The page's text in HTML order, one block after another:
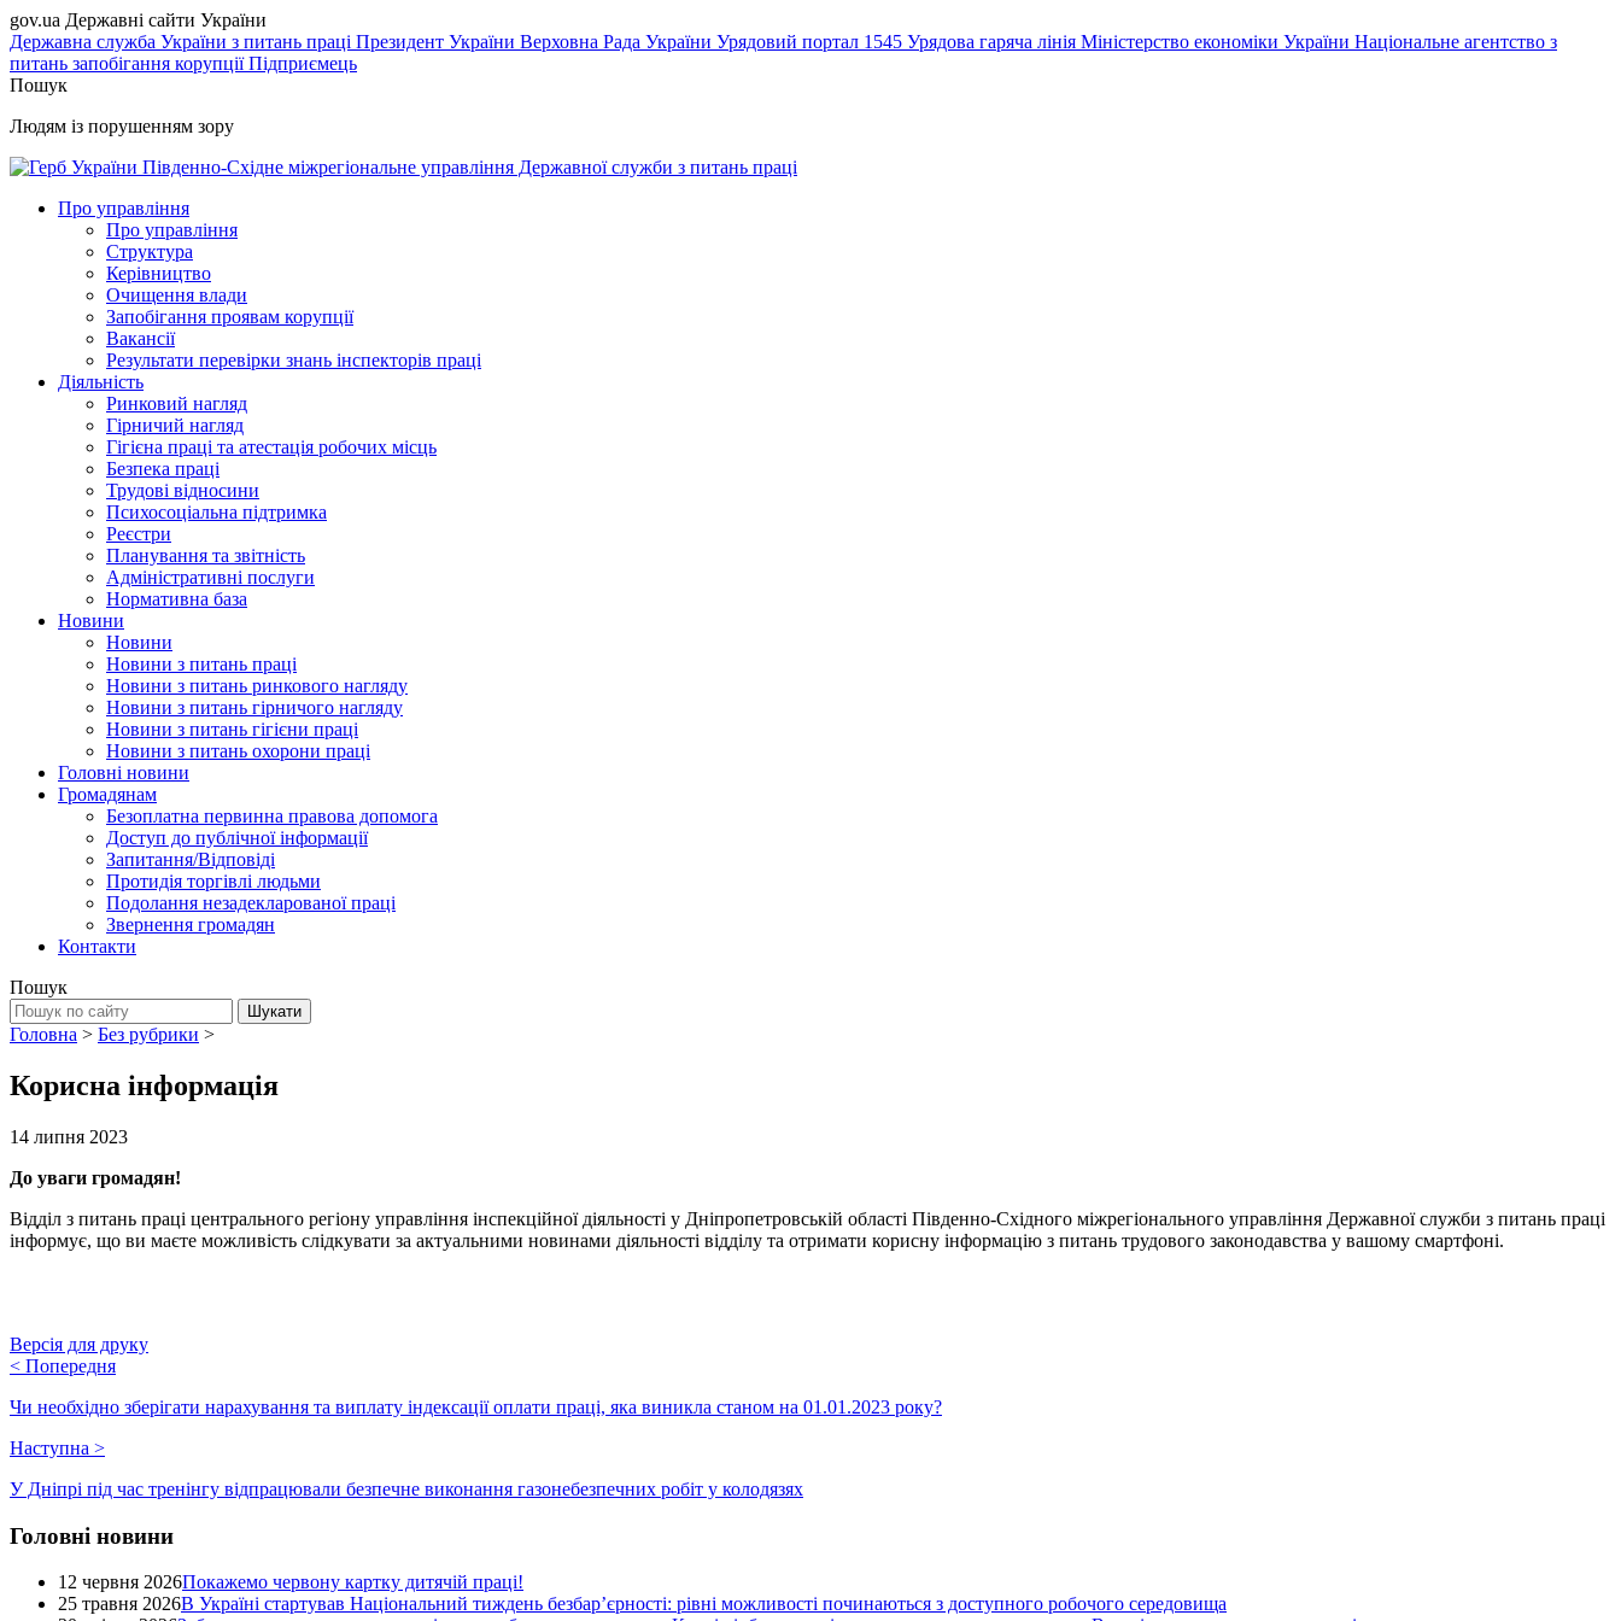
gov.ua Державні сайти України
Державна служба України з питань праці Президент України Верховна Рада України Урядовий портал 1545 Урядова гаряча лінія Міністерство економіки України Національне агентство з
питань запобігання корупціїПідприємець
Пошук
Людям із порушенням зору
Південно-Східне міжрегіональне управління Державної служби з питань праці
Про управління
Про управління
Структура
Керівництво
Очищення влади
Запобігання проявам корупції
Вакансії
Результати перевірки знань інспекторів праці
Діяльність
Ринковий нагляд
Гірничий нагляд
Гігієна праці та атестація робочих місць
Безпека праці
Трудові відносини
Психосоціальна підтримка
Реєстри
Планування та звітність
Адміністративні послуги
Нормативна база
Новини
Новини
Новини з питань праці
Новини з питань ринкового нагляду
Новини з питань гірничого нагляду
Новини з питань гігієни праці
Новини з питань охорони праці
Головні новини
Громадянам
Безоплатна первинна правова допомога
Доступ до публічної інформації
Запитання/Відповіді
Протидія торгівлі людьми
Подолання незадекларованої праці
Звернення громадян
Контакти
Пошук
Головна > Без рубрики >
Корисна інформація
14 липня 2023
До уваги громадян!
Відділ з питань праці центрального регіону управління інспекційної діяльності у Дніпропетровській області Південно-Східного міжрегіонального управління Державної служби з питань праці
інформує, що ви маєте можливість слідкувати за актуальними новинами діяльності відділу та отримати корисну інформацію з питань трудового законодавства у вашому смартфоні.
Версія для друку
< Попередня
Чи необхідно зберігати нарахування та виплату індексації оплати праці, яка виникла станом на 01.01.2023 року?
Наступна >
У Дніпрі під час тренінгу відпрацювали безпечне виконання газонебезпечних робіт у колодязях
Головні новини
12 червня 2026Покажемо червону картку дитячій праці!
25 травня 2026В Україні стартував Національний тиждень безбар’єрності: рівні можливості починаються з доступного робочого середовища